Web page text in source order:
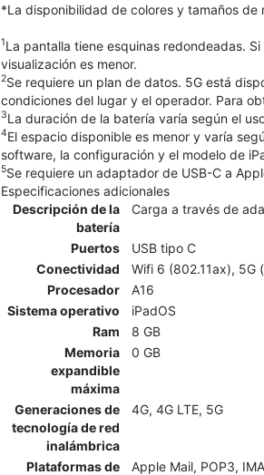
*La disponibilidad de colores y tamaños
1La pantalla tiene esquinas redondeadas.
visualización es menor.
2Se requiere un plan de datos. 5G está
condiciones del lugar y el operador. Para
3La duración de la batería varía según el
4El espacio disponible es menor y varía
software, la configuración y el modelo de
5Se requiere un adaptador de USB-C a
Especificaciones adicionales
Descripción de la
batería
Carga a través de
Puertos
USB tipo C
Conectividad
Wifi 6 (802.11ax), 5G
Procesador
A16
Sistema operativo
iPadOS
Ram
8 GB
Memoria
expandible
máxima
0 GB
Generaciones de
tecnología de red
inalámbrica
4G, 4G LTE, 5G
Plataformas de
Apple Mail, POP3,